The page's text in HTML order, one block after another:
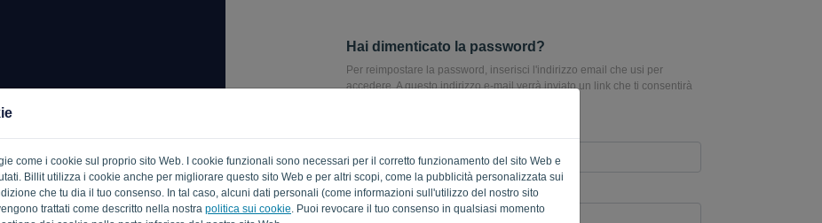
come i cookie sul proprio sito Web. I cookie funzionali sono necessari per il corretto funzionamento del sito Web e
Billit utilizza i cookie anche per migliorare questo sito Web e per altri scopi, come la pubblicità personalizzata sui
che tu dia il tuo consenso. In tal caso, alcuni dati personali (come informazioni sull'utilizzo del nostro sito
trattati come descritto nella nostra politica sui cookie . Puoi revocare il tuo consenso in qualsiasi momento
Hai dimenticato la password?
Per reimpostare la password, inserisci l'indirizzo email che usi per
accedere. A questo indirizzo e-mail verrà inviato un link che ti consentirà
Non sei un computer? Compila ' '.